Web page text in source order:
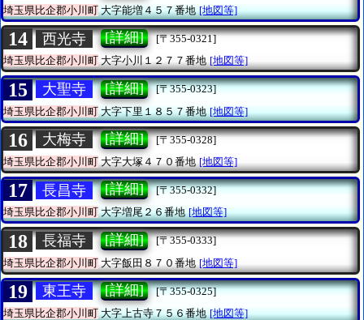
埼玉県比企郡小川町大字能増４５７番地 [地図等]
14 西光寺 [詳細]
[〒355-0321]
埼玉県比企郡小川町大字小川１２７７番地 [地図等]
15 大聖寺 [詳細]
[〒355-0323]
埼玉県比企郡小川町大字下里１８５７番地 [地図等]
16 大梅寺 [詳細]
[〒355-0328]
埼玉県比企郡小川町 大字大塚４７０番地 [地図等]
17 長昌寺 [詳細]
[〒355-0332]
埼玉県比企郡小川町大字増尾２６番地 [地図等]
18 長福寺 [詳細]
[〒355-0333]
埼玉県比企郡小川町 大字飯田８７０番地 [地図等]
19 東王寺 [詳細]
[〒355-0325]
埼玉県比企郡小川町大字上古寺７５６番地 [地図等]